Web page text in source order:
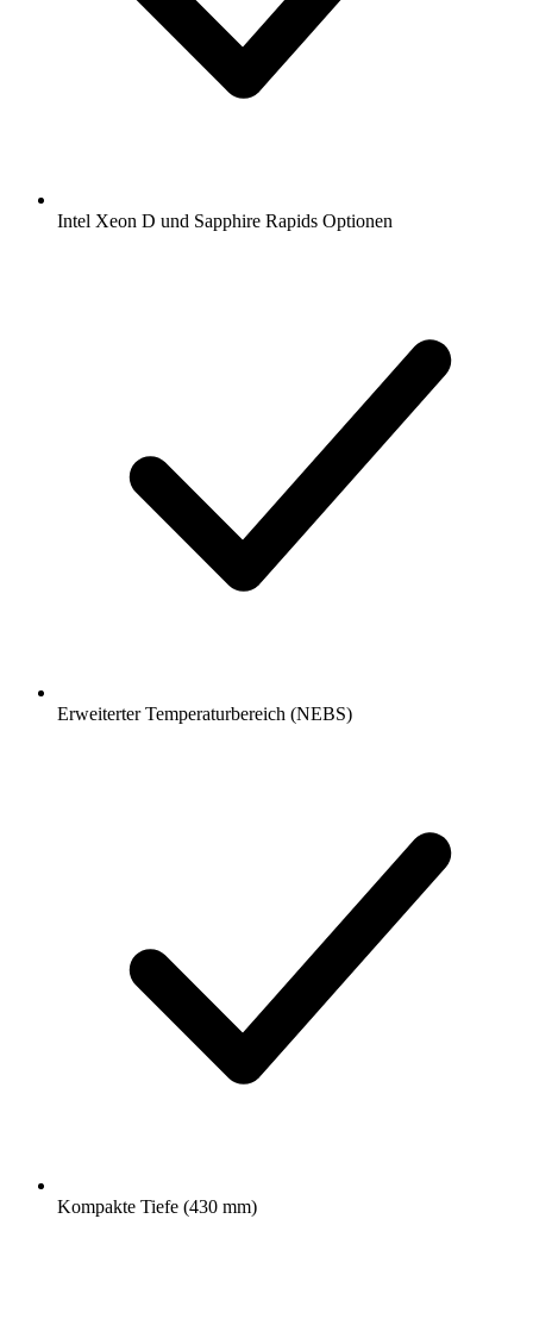
Intel Xeon D und Sapphire Rapids Optionen
Erweiterter Temperaturbereich (NEBS)
Kompakte Tiefe (430 mm)